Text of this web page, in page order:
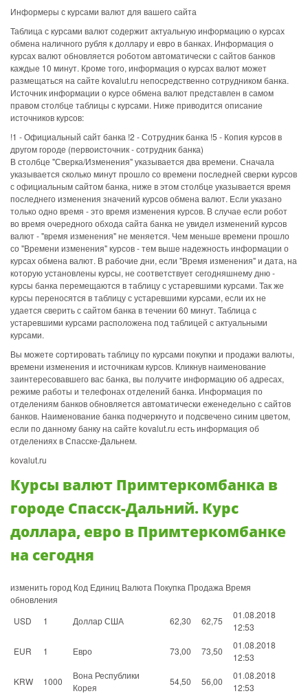
Информеры с курсами валют для вашего сайта
Таблица с курсами валют содержит актуальную информацию о курсах
обмена наличного рубля к доллару и евро в банках. Информация о
курсах валют обновляется роботом автоматически с сайтов банков
каждые 10 минут. Кроме того, информация о курсах валют может
размещаться на сайте kovalut.ru непосредственно сотрудником банка.
Источник информации о курсе обмена валют представлен в самом
правом столбце таблицы с курсами. Ниже приводится описание
источников курсов:
!1 - Официальный сайт банка !2 - Сотрудник банка !5 - Копия курсов в
другом городе (первоисточник - сотрудник банка)
В столбце "Сверка/Изменения" указывается два времени. Сначала
указывается сколько минут прошло со времени последней сверки курсов
с официальным сайтом банка, ниже в этом столбце указывается время
последнего изменения значений курсов обмена валют. Если указано
только одно время - это время изменения курсов. В случае если робот
во время очередного обхода сайта банка не увидел изменений курсов
валют - "время изменения" не меняется. Чем меньше времени прошло
со "Времени изменения" курсов - тем выше надежность информации о
курсах обмена валют. В рабочие дни, если "Время изменения" и дата, на
которую установлены курсы, не соответствует сегодняшнему дню -
курсы банка перемещаются в таблицу с устаревшими курсами. Так же
курсы переносятся в таблицу с устаревшими курсами, если их не
удается сверить с сайтом банка в течении 60 минут. Таблица с
устаревшими курсами расположена под таблицей с актуальными
курсами.
Вы можете сортировать таблицу по курсами покупки и продажи валюты,
времени изменения и источникам курсов. Кликнув наименование
заинтересовавшего вас банка, вы получите информацию об адресах,
режиме работы и телефонах отделений банка. Информация по
отделениям банков обновляется автоматически еженедельно с сайтов
банков. Наименование банка подчеркнуто и подсвечено синим цветом,
если по данному банку на сайте kovalut.ru есть информация об
отделениях в Спасске-Дальнем.
kovalut.ru
Курсы валют Примтеркомбанка в
городе Спасск-Дальний. Курс
доллара, евро в Примтеркомбанке
на сегодня
изменить город Код Единиц Валюта Покупка Продажа Время
обновления
USD
1 Доллар США 62,30 62,75
01.08.2018
12:53
EUR 1 Евро 73,00 73,50
01.08.2018
12:53
KRW 1000
Вона Республики
Корея
54,50 56,00
01.08.2018
12:53